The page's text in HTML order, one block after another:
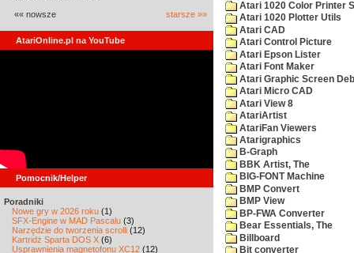
«« nowsze starsze »»
AtariOnline.pl na YouTube
Pomocnik/Helper
Poradniki
Nowe gry w 2026 roku (1)
SFX-Engine w MAD Pascalu (3)
Narzędzie do tworzenia scrolli (12)
Kartridż Sparta DOS X (6)
Usprawnienia magnetofonu XC12 (12)
Atari 1020 Color Printer
Atari 1020 Plotter Utils
Atari CAD
Atari Control Picture
Atari Epson Lister
Atari Font Maker
Atari Graphic Screen
Atari Micro CAD
Atari View 8
AtariArtist
AtariFan Viewers
Atarigraphics
B-Graph
BBK Artist, The
BIG-FONT Machine
BMP Convert
BMP View
BP-FWA Converter
Bear Essentials, The
Billboard
Bit converter